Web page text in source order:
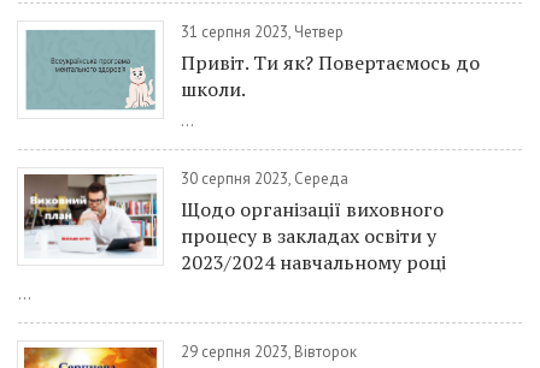
31 серпня 2023, Четвер
Привіт. Ти як? Повертаємось до
школи.
...
30 серпня 2023, Середа
Щодо організації виховного
процесу в закладах освіти у
2023/2024 навчальному році
...
29 серпня 2023, Вівторок